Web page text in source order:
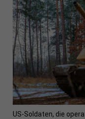
US-Soldaten, die